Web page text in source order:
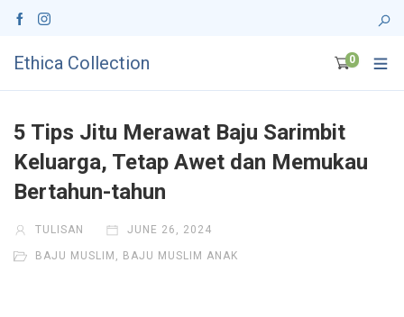
Ethica Collection 0
5 Tips Jitu Merawat Baju Sarimbit
Keluarga, Tetap Awet dan Memukau
Bertahun-tahun
TULISAN JUNE 26, 2024
BAJU MUSLIM BAJU MUSLIM ANAK